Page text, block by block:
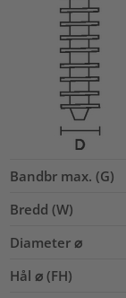
Bandbr max. (G)
Bredd (W)
Diameter ⌀
Hål ⌀ (FH)